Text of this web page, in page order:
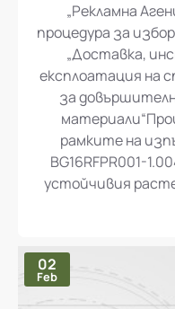
„Рекламна
процедура за
„Доставка,
експлоатация на
за
рамките на
BG16RFPR001-
устойчивия
02
Feb